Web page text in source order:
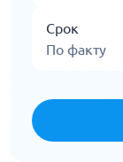
Срок
По факту